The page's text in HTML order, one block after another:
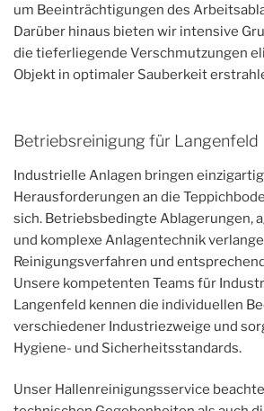
um Beeinträchtigungen des
Darüber hinaus bieten wir intensive
die tieferliegende Verschmutzungen
Objekt in optimaler Sauberkeit
Betriebsreinigung für Langenfeld
Industrielle Anlagen bringen
Herausforderungen an die
sich. Betriebsbedingte Ablagerungen,
und komplexe Anlagentechnik
Reinigungsverfahren und
Unsere kompetenten Teams für
Langenfeld kennen die individuellen
verschiedener Industriezweige und
Hygiene- und Sicherheitsstandards.
Unser Hallenreinigungsservice